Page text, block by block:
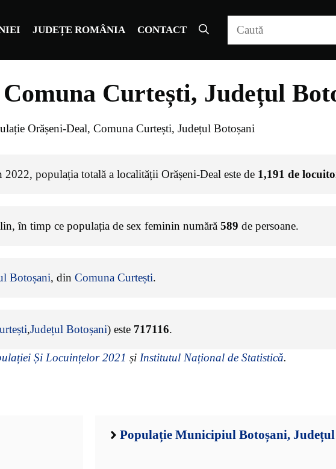
JUDEȚE ROMÂNIA CONTACT
Curtești, Județul
Orășeni-Deal, Comuna Curtești, Județul Botoșani
populația totală a localității Orășeni-Deal este de 1,191 de
în timp ce populația de sex feminin numără 589 de persoane.
Botoșani, din Comuna Curtești.
,Județul Botoșani) este 717116.
Și Locuințelor 2021 și Institutul Național de Statistică.
Populație Municipiul Botoșani,